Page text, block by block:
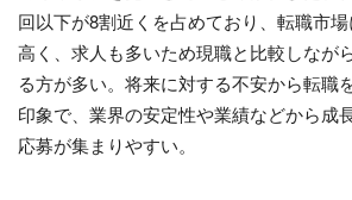
回以下が8割近くを占めており、転職市
高く、求人も多いため現職と比較しなが
る方が多い。将来に対する不安から転職
印象で、業界の安定性や業績などから成
応募が集まりやすい。